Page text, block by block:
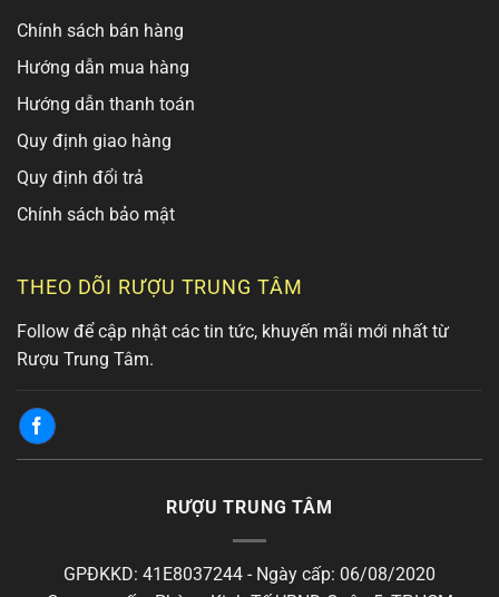
Chính sách bán hàng
Hướng dẫn mua hàng
Hướng dẫn thanh toán
Quy định giao hàng
Quy định đổi trả
Chính sách bảo mật
THEO DÕI RƯỢU TRUNG TÂM
Follow để cập nhật các tin tức, khuyến mãi mới nhất từ
Rượu Trung Tâm.
RƯỢU TRUNG TÂM
GPĐKKD: 41E8037244 - Ngày cấp: 06/08/2020